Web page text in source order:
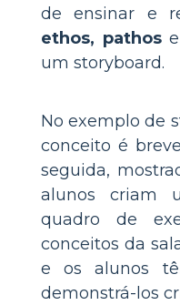
de ensinar e
ethos, pathose
um storyboard.
No exemplo de
conceito é
seguida,
alunos criam
quadro de
conceitos da
e os alunos
demonstrá-los